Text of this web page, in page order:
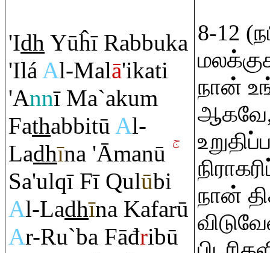
'Idh Yūĥī Rabbuka
'IláAl-Malā'ikati
'Annī Ma`akum
Fathabbitū Al-
Ladhīna 'Āmanū
Sa'ulqī Fī Qulūbi
Al-Ladhīna Kafarū
Ar-Ru`ba Fāđribū
8-12
நான்
நான்